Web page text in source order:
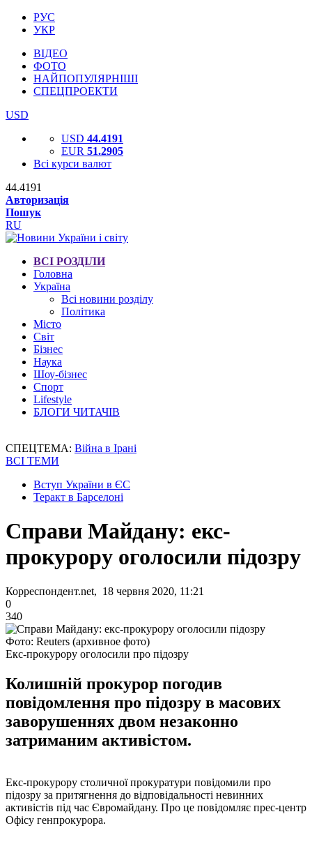
РУС
УКР
ВІДЕО
ФОТО
НАЙПОПУЛЯРНІШІ
СПЕЦПРОЕКТИ
USD
USD 44.4191
EUR 51.2905
Всі курси валют
44.4191
Авторизація
Пошук
RU
ВСІ РОЗДІЛИ
Головна
Україна
Всі новини розділу
Політика
Місто
Світ
Бізнес
Наука
Шоу-бізнес
Спорт
Lifestyle
БЛОГИ ЧИТАЧІВ
СПЕЦТЕМА: Війна в Ірані
ВСІ ТЕМИ
Вступ України в ЄС
Теракт в Барселоні
Справи Майдану: екс-
прокурору оголосили підозру
Корреспондент.net, 18 червня 2020, 11:21
0
340
Фото: Reuters (архивное фото)
Екс-прокурору оголосили про підозру
Колишній прокурор погодив
повідомлення про підозру в масових
заворушеннях двом незаконно
затриманим активістом.
Екс-прокурору столичної прокуратури повідомили про
підозру за притягнення до відповідальності невинних
активістів під час Євромайдану. Про це повідомляє прес-центр
Офісу генпрокурора.